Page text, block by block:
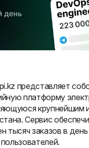
представляет
платформу
крупнейшим
Сервис
тысяч заказов в день